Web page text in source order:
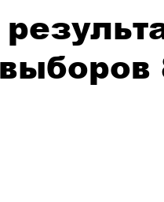
Swiss Афиша Стиль